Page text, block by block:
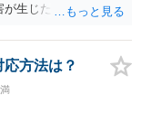
生じた場合です。ご
方法は？